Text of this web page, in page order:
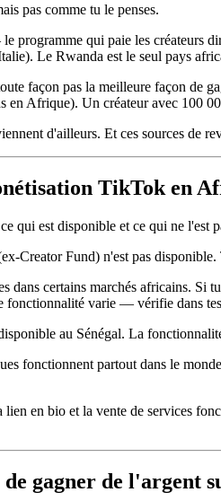
pas comme tu le penses.
programme qui paie les créateurs
Le Rwanda est le seul pays
façon pas la meilleure façon de
en Afrique). Un créateur avec 100
d'ailleurs. Et ces sources de
TikTok en
qui est disponible et ce qui ne l'est
Creator Fund) n'est pas
dans certains marchés africains. Si
fonctionnalité varie — vérifie dans tes
au Sénégal. La
fonctionnent partout dans le
en bio et la vente de services
de gagner de l'argent